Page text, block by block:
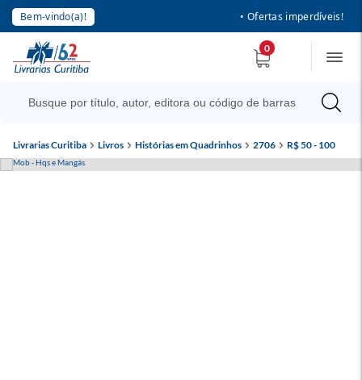
Bem-vindo(a)! • Ofertas imperdíveis!
0
Livrarias Curitiba Livros Histórias em Quadrinhos 2706 R$ 50 - 100